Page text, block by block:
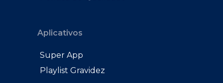
Aplicativos
Super App
Playlist Gravidez